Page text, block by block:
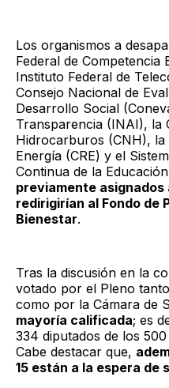
Los organismos a
Federal de Competencia
Instituto Federal de
Consejo Nacional de
Desarrollo Social
Transparencia (INAI), la
Hidrocarburos (CNH), la
Energía (CRE) y el
Continua de la
previamente
redirigirían al Fondo de
Bienestar.
Tras la discusión en la
votado por el Pleno
como por la Cámara de
mayoría calificada; es
334 diputados de los
Cabe destacar que,
15 están a la espera de